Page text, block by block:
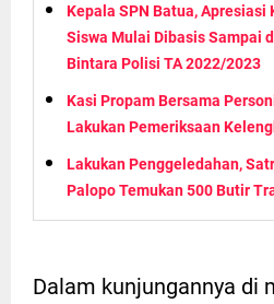
Kepala SPN Batua, Apresiasi
Siswa Mulai Dibasis Sampai
Bintara Polisi TA 2022/2023
Kasi Propam Bersama
Lakukan Pemeriksaan
Lakukan Penggeledahan,
Palopo Temukan 500 Butir
Dalam kunjungannya di